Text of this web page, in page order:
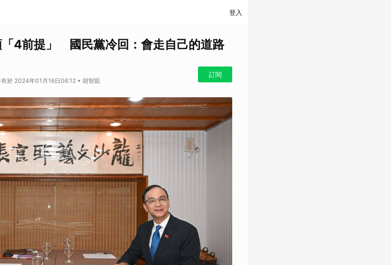
登入
「4前提」 國民黨冷回：會走自己的道路
於 2024年01月16日06:12 • 胡智凱
訂閱